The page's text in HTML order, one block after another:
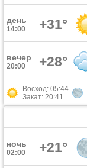
день
14:00 +31°
вечер
20:00 +28°
Восход: 05:44
Закат: 20:41
ночь
02:00 +21°